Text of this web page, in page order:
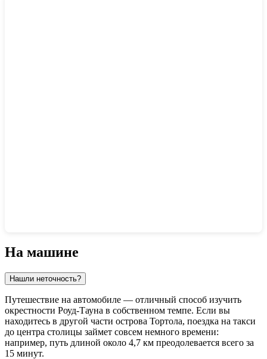
На машине
Нашли неточность?
Путешествие на автомобиле — отличный способ изучить
окрестности Роуд-Тауна в собственном темпе. Если вы
находитесь в другой части острова Тортола, поездка на такси
до центра столицы займет совсем немного времени:
например, путь длиной около 4,7 км преодолевается всего за
15 минут.